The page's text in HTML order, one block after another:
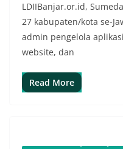
LDIIBanjar.or.id,
27 kabupaten/kota se-
admin pengelola
website, dan
Read More